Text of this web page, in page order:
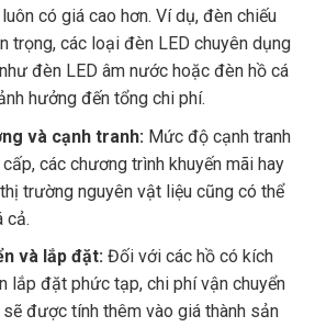
có giá cao hơn. Ví dụ, đèn chiếu
trọng, các loại đèn LED chuyên dụng
đèn LED âm nước hoặc đèn hồ cá
hưởng đến tổng chi phí.
và cạnh tranh: Mức độ cạnh tranh
các chương trình khuyến mãi hay
trường nguyên vật liệu cũng có thể
cả.
và lắp đặt: Đối với các hồ có kích
lắp đặt phức tạp, chi phí vận chuyển
được tính thêm vào giá thành sản